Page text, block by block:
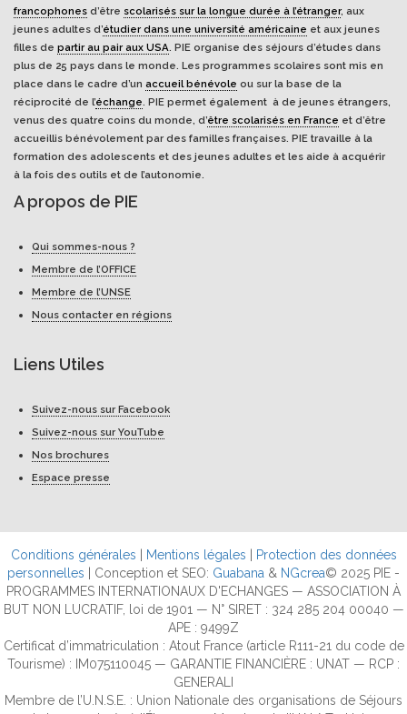
francophones d’être scolarisés sur la longue durée à l’étranger, aux
jeunes adultes d’étudier dans une université américaine et aux jeunes
filles de partir au pair aux USA. PIE organise des séjours d’études dans
plus de 25 pays dans le monde. Les programmes scolaires sont mis en
place dans le cadre d’un accueil bénévole ou sur la base de la
réciprocité de l’échange. PIE permet également à de jeunes étrangers,
venus des quatre coins du monde, d’être scolarisés en France et d’être
accueillis bénévolement par des familles françaises. PIE travaille à la
formation des adolescents et des jeunes adultes et les aide à acquérir
à la fois des outils et de l’autonomie.
A propos de PIE
Qui sommes-nous ?
Membre de l’OFFICE
Membre de l’UNSE
Nous contacter en régions
Liens Utiles
Suivez-nous sur Facebook
Suivez-nous sur YouTube
Nos brochures
Espace presse
Conditions générales Mentions légales
Protection des données
personnelles | Conception et SEO: Guabana & NGcrea© 2025 PIE -
PROGRAMMES INTERNATIONAUX D'ECHANGES — ASSOCIATION À
BUT NON LUCRATIF, loi de 1901 — N° SIRET : 324 285 204 00040 —
APE : 9499Z
Certificat d’immatriculation : Atout France (article R111-21 du code de
Tourisme) : IM075110045 — GARANTIE FINANCIÈRE : UNAT — RCP :
GENERALI
Membre de l’U.N.S.E. : Union Nationale des organisations de Séjours